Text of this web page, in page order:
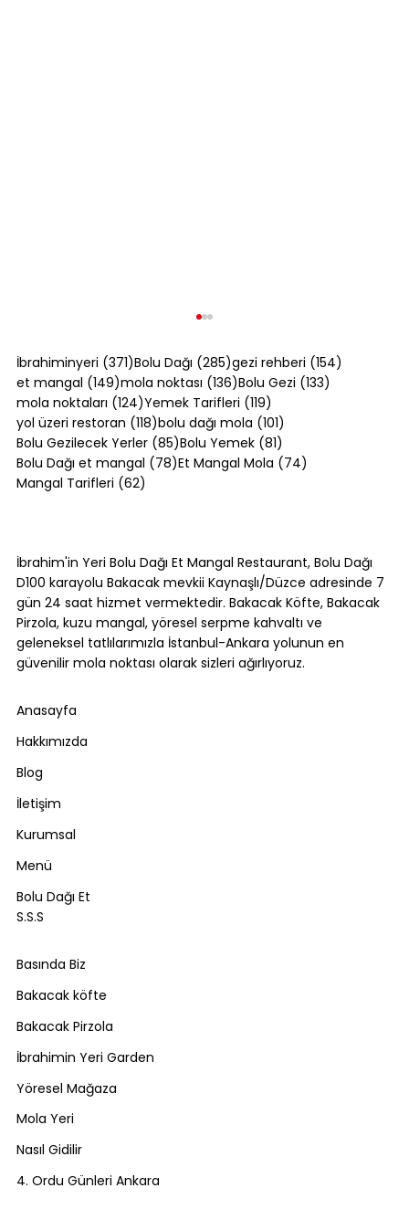
Çekiliş Fırsatları
İbrahiminyeri (371)371 yazı
Bolu Dağı (285)285 yazı
gezi rehberi (154)
et mangal (149)149 yazı
mola noktası (136)136 yazı
Bolu Gezi (133)
mola noktaları (124)124 yazı
Yemek Tarifleri (119)
yol üzeri restoran (118)118 yazı
bolu dağı mola (101)
Bolu Gezilecek Yerler (85)85 yazı
Bolu Yemek (81)
Bolu Dağı et mangal (78)78 yazı
Et Mangal Mola (74)
Mangal Tarifleri (62)
İbrahim'in Yeri Bolu Dağı Et Mangal Restaurant, Bolu Dağı
D100 karayolu Bakacak mevkii Kaynaşlı/Düzce adresinde 7
gün 24 saat hizmet vermektedir. Bakacak Köfte, Bakacak
Pirzola, kuzu mangal, yöresel serpme kahvaltı ve
geleneksel tatlılarımızla İstanbul-Ankara yolunun en
güvenilir mola noktası olarak sizleri ağırlıyoruz.
Anasayfa
Hakkımızda
Blog
İletişim
Kurumsal
Menü
Bolu Dağı Et
S.S.S
Basında Biz
Bakacak köfte
Bakacak Pirzola
İbrahimin Yeri Garden
Yöresel Mağaza
Mola Yeri
Nasıl Gidilir
4. Ordu Günleri Ankara